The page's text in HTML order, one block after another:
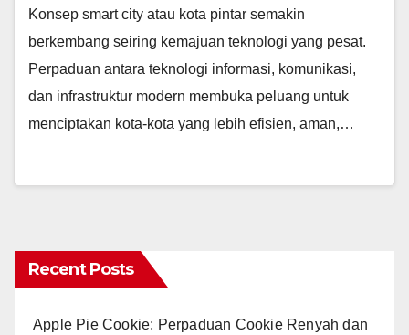
Konsep smart city atau kota pintar semakin
berkembang seiring kemajuan teknologi yang pesat.
Perpaduan antara teknologi informasi, komunikasi,
dan infrastruktur modern membuka peluang untuk
menciptakan kota-kota yang lebih efisien, aman,…
Recent Posts
Apple Pie Cookie: Perpaduan Cookie Renyah dan